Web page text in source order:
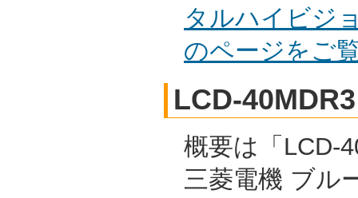
タルハイビジ
のページをご
LCD-40MDR3
概要は「LCD-
三菱電機 ブル